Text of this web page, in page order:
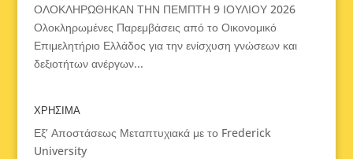
ΟΛΟΚΛΗΡΩΘΗΚΑΝ ΤΗΝ ΠΕΜΠΤΗ 9 ΙΟΥΛΙΟΥ 2026
Ολοκληρωμένες Παρεμβάσεις από το Οικονομικό
Επιμελητήριο Ελλάδος για την ενίσχυση γνώσεων και
δεξιοτήτων ανέργων...
ΧΡΗΣΙΜΑ
Εξ’ Αποστάσεως Μεταπτυχιακά με το Frederick
University